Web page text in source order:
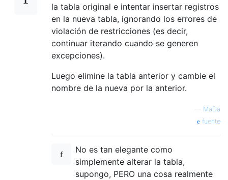
la tabla original e intentar insertar registros
en la nueva tabla, ignorando los errores de
violación de restricciones (es decir,
continuar iterando cuando se generen
excepciones).
Luego elimine la tabla anterior y cambie el
nombre de la nueva por la anterior.
— MaDa
fuente
No es tan elegante como
simplemente alterar la tabla,
supongo, PERO una cosa realmente